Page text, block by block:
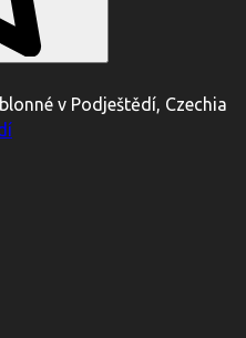
v Podještědí, Czechia